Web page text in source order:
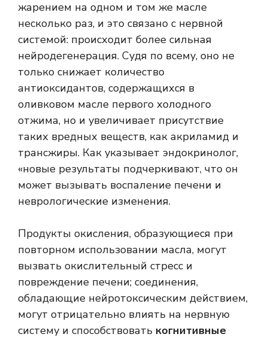
жарением на одном и том же масле
несколько раз, и это связано с нервной
системой: происходит более сильная
нейродегенерация. Судя по всему, оно не
только снижает количество
антиоксидантов, содержащихся в
оливковом масле первого холодного
отжима, но и увеличивает присутствие
таких вредных веществ, как акриламид и
трансжиры. Как указывает эндокринолог,
«новые результаты подчеркивают, что он
может вызывать воспаление печени и
неврологические изменения.
Продукты окисления, образующиеся при
повторном использовании масла, могут
вызвать окислительный стресс и
повреждение печени; соединения,
обладающие нейротоксическим действием,
могут отрицательно влиять на нервную
систему и способствовать когнитивные